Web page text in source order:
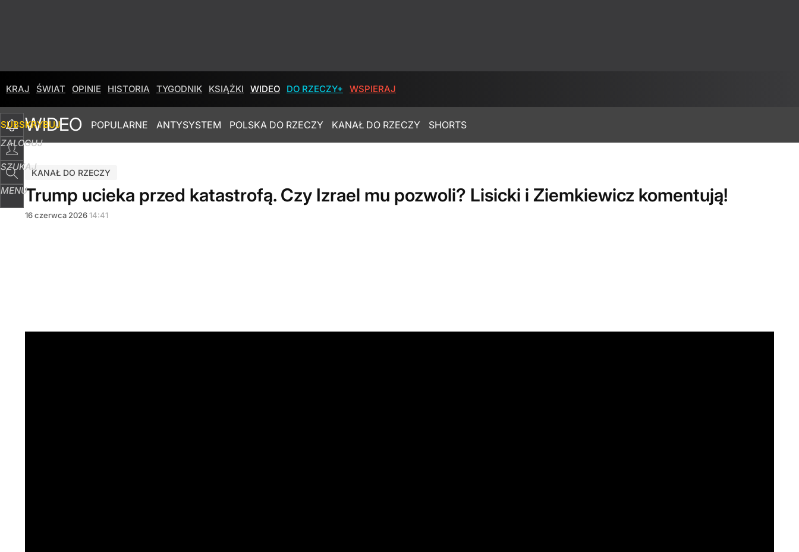
KRAJ ŚWIAT OPINIE HISTORIA TYGODNIK KSIĄŻKI WIDEO DO RZECZY+ WSPIERAJ
SUBSKRYBUJ
ZALOGUJ
SZUKAJ
MENU
WIDEO POPULARNE ANTYSYSTEM POLSKA DO RZECZY KANAŁ DO RZECZY SHORTS
KANAŁ DO RZECZY
Trump ucieka przed katastrofą. Czy Izrael mu pozwoli? Lisicki i Ziemkiewicz komentują!
16czerwca 202614:41